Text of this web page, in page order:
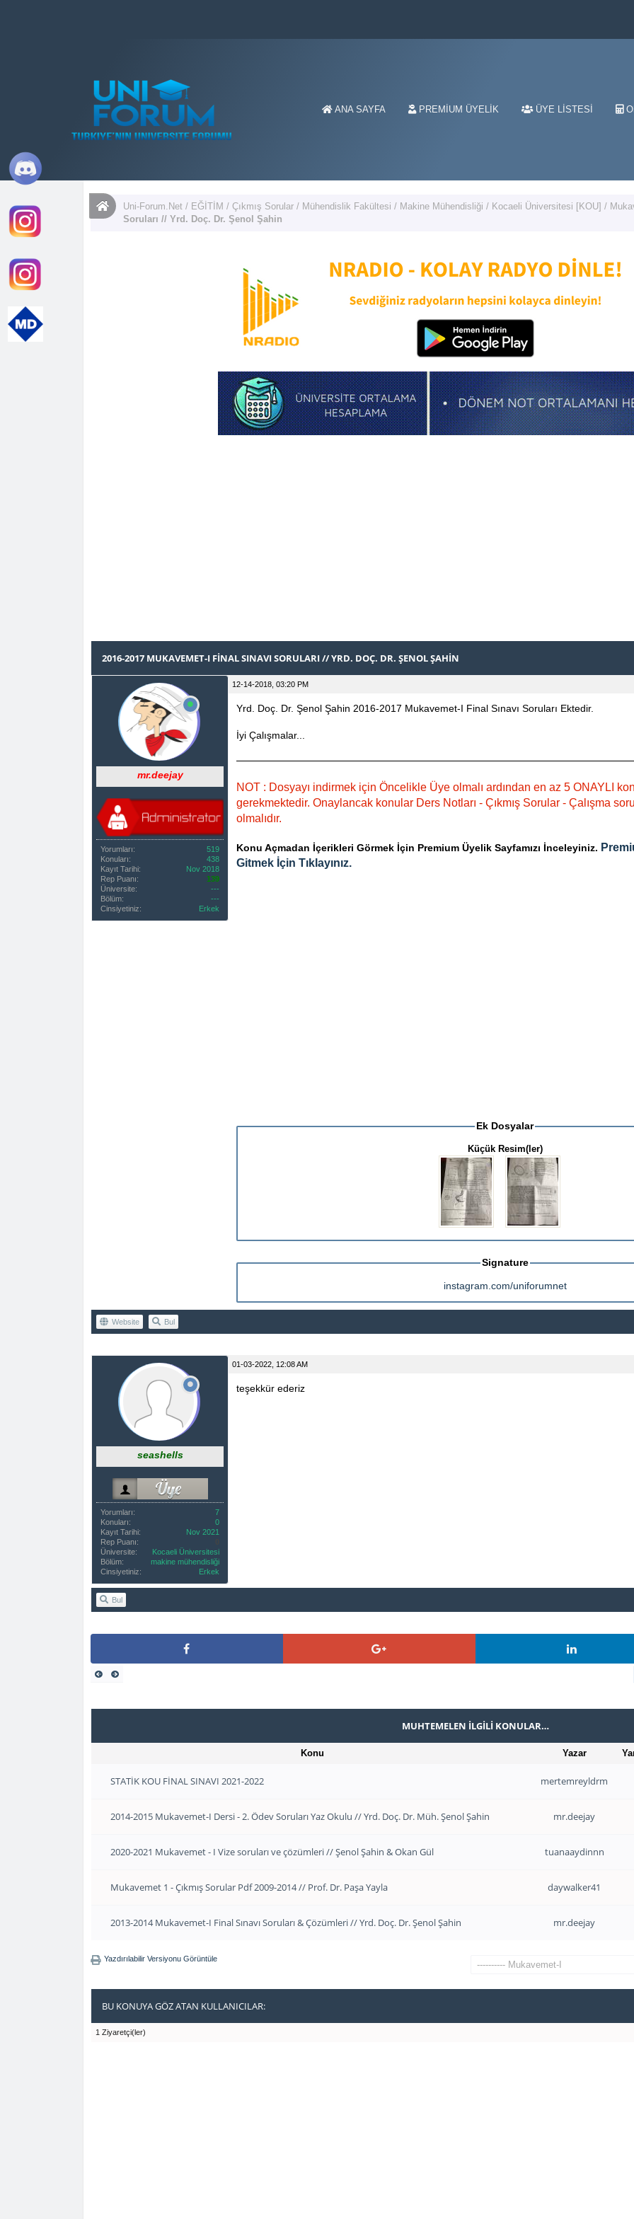
ANA SAYFA PREMIUM ÜYELIK ÜYE LISTESI
Uni-Forum.Net/ EĞİTİM / Çıkmış Sorular/ Mühendislik Fakültesi / Makine Mühendisliği / Kocaeli Üniversitesi [KOU] /
Soruları // Yrd. Doç. Dr. Şenol Şahin
0 OY(LAR) - 0 ORTALAMA
2016-2017 MUKAVEMET-I FINAL SINAVI SORULARI // YRD. DOÇ. DR. ŞENOL ŞAHIN
mr.deejay
Yorumları:
519
Konuları:
438
Kayıt Tarihi:
Nov 2018
Rep Puanı:
139
Üniversite:
---
Bölüm:
---
Cinsiyetiniz:
Erkek
12-14-2018, 03:20 PM
Yrd. Doç. Dr. Şenol Şahin 2016-2017 Mukavemet-I Final Sınavı Soruları Ektedir.
İyi Çalışmalar...
NOT : Dosyayı indirmek için Öncelikle Üye olmalı ardından en az 5 ONAYLI
gerekmektedir. Onaylancak konular Ders Notları - Çıkmış Sorular - Çalışma
olmalıdır.
Konu Açmadan İçerikleri Görmek İçin Premium Üyelik Sayfamızı İnceleyiniz.
Gitmek İçin Tıklayınız.
Ek Dosyalar
Küçük Resim(ler)
Signature
instagram.com/uniforumnet
Website Bul
seashells
Yorumları:
7
Konuları:
0
Kayıt Tarihi:
Nov 2021
Rep Puanı:
Üniversite:
Kocaeli Üniversitesi
Bölüm:
makine mühendisliği
Cinsiyetiniz:
Erkek
01-03-2022, 12:08 AM
teşekkür ederiz
Bul
MUHTEMELEN İLGILI KONULAR…
Konu Yazar
STATİK KOU FİNAL SINAVI 2021-2022 mertemreyldrm
2014-2015 Mukavemet-I Dersi - 2. Ödev Soruları Yaz Okulu // Yrd. Doç. Dr. Müh. Şenol Şahin mr.deejay
2020-2021 Mukavemet - I Vize soruları ve çözümleri // Şenol Şahin & Okan Gül tuanaaydinnn
Mukavemet 1 - Çıkmış Sorular Pdf 2009-2014 // Prof. Dr. Paşa Yayla daywalker41
2013-2014 Mukavemet-I Final Sınavı Soruları & Çözümleri // Yrd. Doç. Dr. Şenol Şahin mr.deejay
Yazdırılabilir Versiyonu Görüntüle
BU KONUYA GÖZ ATAN KULLANICILAR:
1 Ziyaretçi(ler)